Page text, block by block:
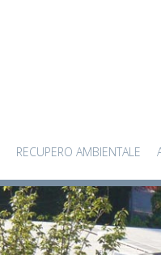
RECUPERO AMBIENTALE